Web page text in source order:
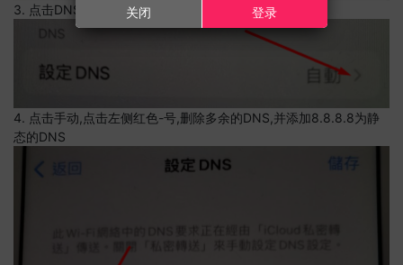
3. 点击DNS设置
4. 点击手动,点击左侧红色-号,删除多余的DNS,并添加8.8.8.8为静
态的DNS
关闭 登录